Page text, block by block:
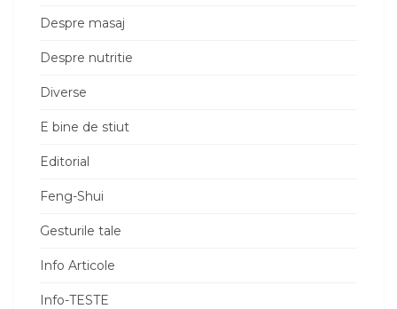
Despre masaj
Despre nutritie
Diverse
E bine de stiut
Editorial
Feng-Shui
Gesturile tale
Info Articole
Info-TESTE